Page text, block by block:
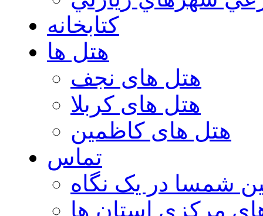
کتابخانه
هتل ها
هتل های نجف
هتل های کربلا
هتل های کاظمین
تماس
شمسا در یک نگاه
مرکزی استان ها